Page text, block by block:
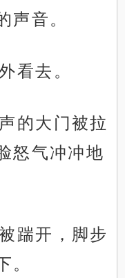
声音。
看去。
的大门被拉
怒气冲冲地
踹开，脚步
。